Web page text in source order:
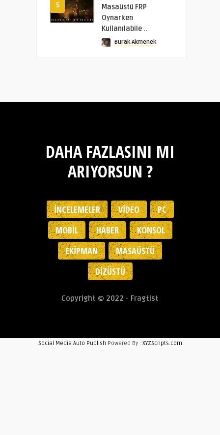
5
Masaüstü FRP
Oynarken
Kullanılabile ..
Burak Akmenek
DAHA FAZLASINI MI
ARIYORSUN ?
İNCELEMELER VIDEO
PC
MOBIL
HABER
KONSOL
EKIPMAN
MASAÜSTÜ
DIZÜSTÜ
Copyright © 2022 - Fragtist
Social Media Auto Publish Powered By : XYZScripts.com